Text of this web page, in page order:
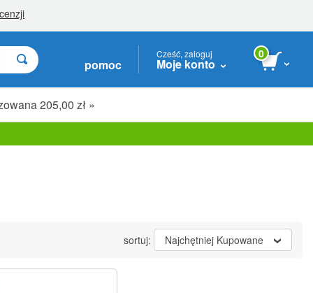
pomoc
Cześć, zaloguj
Moje konto
0
205,00 zł »
sortuj: Najchętniej Kupowane